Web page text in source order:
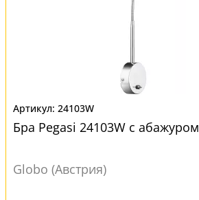
24103W
Бра Pegasi 24103W с абажуром
Globo (Австрия)